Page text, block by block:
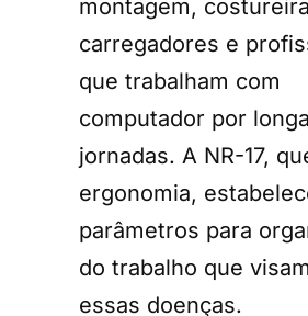
montagem,
carregadores e
que trabalham com
computador por
jornadas. A NR-17,
ergonomia,
parâmetros para
do trabalho que
essas doenças.